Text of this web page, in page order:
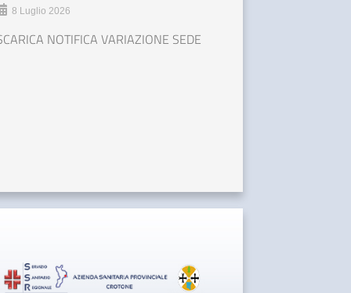
8 Luglio 2026
NOTIFICA VARIAZIONE SEDE